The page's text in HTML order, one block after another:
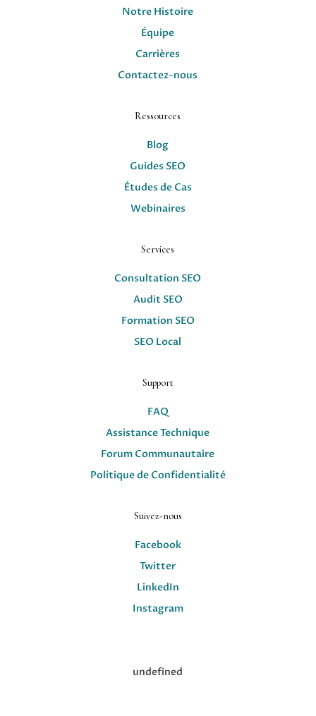
Notre Histoire
Équipe
Carrières
Contactez-nous
Ressources
Blog
Guides SEO
Études de Cas
Webinaires
Services
Consultation SEO
Audit SEO
Formation SEO
SEO Local
Support
FAQ
Assistance Technique
Forum Communautaire
Politique de Confidentialité
Suivez-nous
Facebook
Twitter
LinkedIn
Instagram
undefined